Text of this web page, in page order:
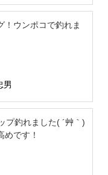
！ウンポコで釣れま
男
プ釣れました( ´艸｀)
めです！